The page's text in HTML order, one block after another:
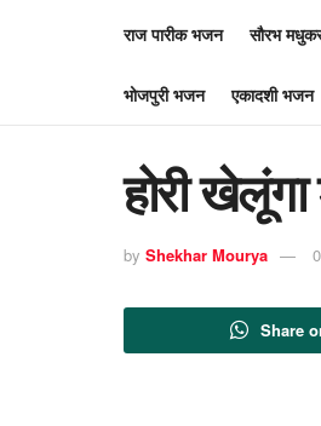
राज पारीक भजन सौरभ
भोजपुरी भजन एकादशी भजन
होरी
by Shekhar Mourya
Share